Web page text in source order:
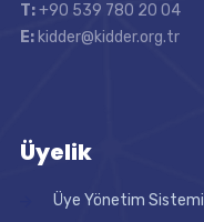
T:+90 539 780 20 04
E: kidder@kidder.org.tr
Üyelik
Üye Yönetim Sistemi